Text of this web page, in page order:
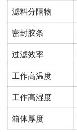
滤料分隔物
密封胶条
过滤效率
工作高温度
工作高湿度
箱体厚度